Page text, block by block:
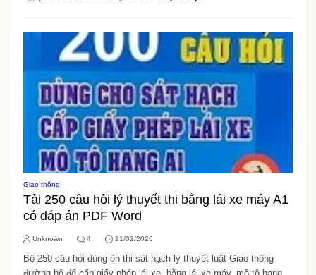
Giao thông
Tải 250 câu hỏi lý thuyết thi bằng lái xe máy A1
có đáp án PDF Word
Unknown 4 21/02/2026
Bộ 250 câu hỏi dùng ôn thi sát hạch lý thuyết luật Giao thông